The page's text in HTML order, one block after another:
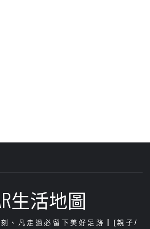
生活地圖
、凡走過必留下美好足跡┃(親子/